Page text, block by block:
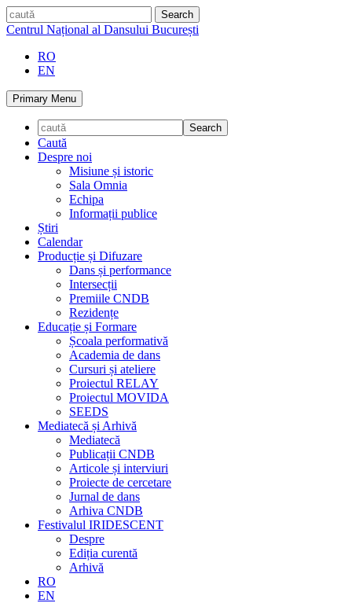
Skip
to
caută
Centrul Național al Dansului București
RO
EN
Primary Menu
Caută
Despre noi
Misiune și istoric
Sala Omnia
Echipa
Informații publice
Știri
Calendar
Producție și Difuzare
Dans și performance
Intersecții
Premiile CNDB
Rezidențe
Educație și Formare
Școala performativă
Academia de dans
Cursuri și ateliere
Proiectul RELAY
Proiectul MOVIDA
SEEDS
Mediatecă și Arhivă
Mediatecă
Publicații CNDB
Articole și interviuri
Proiecte de cercetare
Jurnal de dans
Arhiva CNDB
Festivalul IRIDESCENT
Despre
Ediția curentă
Arhivă
RO
EN